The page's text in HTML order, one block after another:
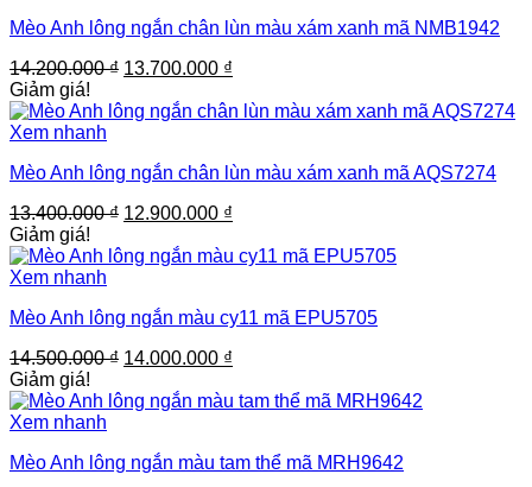
Mèo Anh lông ngắn chân lùn màu xám xanh mã NMB1942
14.200.000₫ Giá
là:
13.700.000 ₫
tại
Giảm giá!
Xem nhanh
Mèo Anh lông ngắn chân lùn màu xám xanh mã AQS7274
13.400.000₫ Giá
là:
12.900.000 ₫
tại
Giảm giá!
Xem nhanh
Mèo Anh lông ngắn màu cy11 mã EPU5705
14.500.000₫ Giá
là:
14.000.000 ₫
tại
Giảm giá!
Xem nhanh
Mèo Anh lông ngắn màu tam thể mã MRH9642